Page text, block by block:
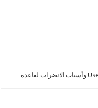
UserManger وأسباب الانضراب لقاعدة